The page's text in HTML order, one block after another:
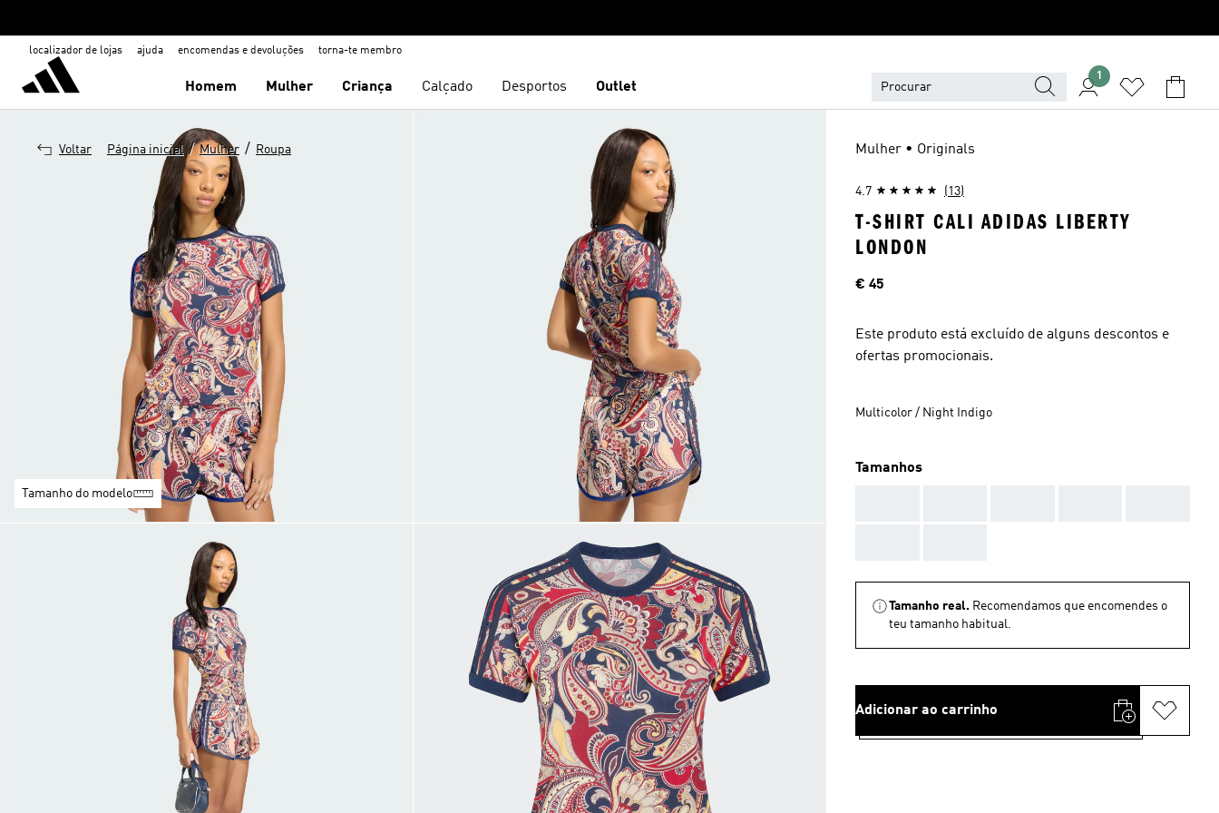
localizador de lojas ajuda encomendas e devoluções torna-te membro
Homem Mulher Criança Calçado Desportos Outlet
1
Voltar Página inicial / Mulher / Roupa
Tamanho do modelo
Mulher • Originals
4.7 (13)
T-SHIRT CALI ADIDAS LIBERTY
LONDON
Preço
€ 45
Este produto está excluído de alguns descontos e
ofertas promocionais.
Multicolor / Night Indigo
Tamanhos
Tamanho real. Recomendamos que encomendes o
teu tamanho habitual.
Adicionar ao carrinho